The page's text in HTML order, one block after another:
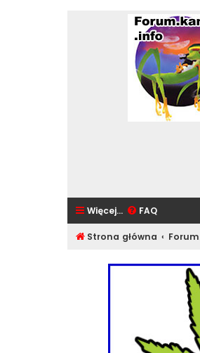
Więcej… FAQ
Strona główna